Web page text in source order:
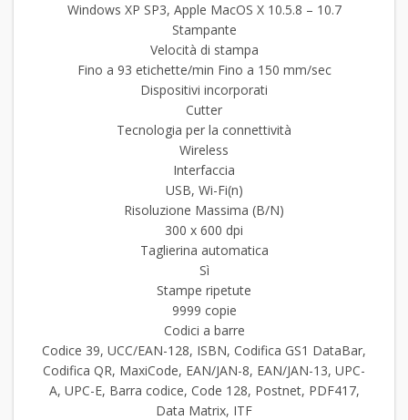
Windows XP SP3, Apple MacOS X 10.5.8 – 10.7
Stampante
Velocità di stampa
Fino a 93 etichette/min Fino a 150 mm/sec
Dispositivi incorporati
Cutter
Tecnologia per la connettività
Wireless
Interfaccia
USB, Wi-Fi(n)
Risoluzione Massima (B/N)
300 x 600 dpi
Taglierina automatica
Sì
Stampe ripetute
9999 copie
Codici a barre
Codice 39, UCC/EAN-128, ISBN, Codifica GS1 DataBar,
Codifica QR, MaxiCode, EAN/JAN-8, EAN/JAN-13, UPC-
A, UPC-E, Barra codice, Code 128, Postnet, PDF417,
Data Matrix, ITF